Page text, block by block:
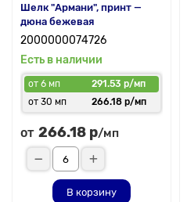
Шелк "Армани", принт —
дюна бежевая
2000000074726
Есть в наличии
от 6 мп
291.53 р/мп
от 30 мп
266.18 р/мп
от 266.18 р/мп
В корзину